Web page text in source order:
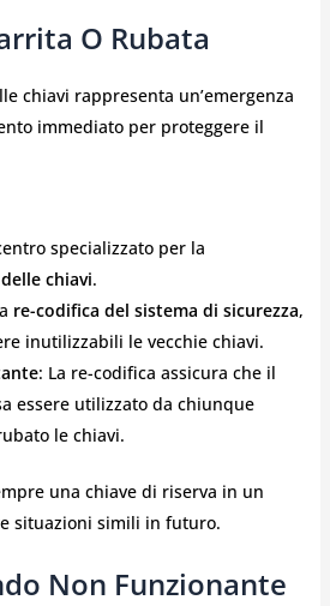
O Rubata
chiavi rappresenta un’emergenza
immediato per proteggere il
specializzato per la
chiavi.
re-codifica del sistema di sicurezza,
inutilizzabili le vecchie chiavi.
: La re-codifica assicura che il
essere utilizzato da chiunque
le chiavi.
una chiave di riserva in un
situazioni simili in futuro.
Non Funzionante